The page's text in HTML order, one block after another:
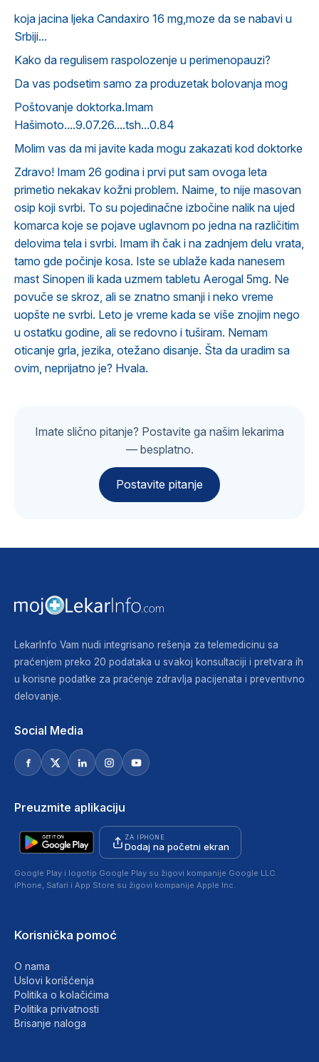
koja jacina ljeka Candaxiro 16 mg,moze da se nabavi u
Srbiji...
Kako da regulisem raspolozenje u perimenopauzi?
Da vas podsetim samo za produzetak bolovanja mog
Poštovanje doktorka.Imam
Hašimoto....9.07.26....tsh...0.84
Molim vas da mi javite kada mogu zakazati kod doktorke
Zdravo! Imam 26 godina i prvi put sam ovoga leta
primetio nekakav kožni problem. Naime, to nije masovan
osip koji svrbi. To su pojedinačne izbočine nalik na ujed
komarca koje se pojave uglavnom po jedna na različitim
delovima tela i svrbi. Imam ih čak i na zadnjem delu vrata,
tamo gde počinje kosa. Iste se ublaže kada nanesem
mast Sinopen ili kada uzmem tabletu Aerogal 5mg. Ne
povuče se skroz, ali se znatno smanji i neko vreme
uopšte ne svrbi. Leto je vreme kada se više znojim nego
u ostatku godine, ali se redovno i tuširam. Nemam
oticanje grla, jezika, otežano disanje. Šta da uradim sa
ovim, neprijatno je? Hvala.
Imate slično pitanje? Postavite ga našim lekarima
— besplatno.
Postavite pitanje
LekarInfo Vam nudi integrisano rešenja za telemedicinu sa
praćenjem preko 20 podataka u svakoj konsultaciji i pretvara ih
u korisne podatke za praćenje zdravlja pacijenata i preventivno
delovanje.
Social Media
Preuzmite aplikaciju
ZA IPHONE
Dodaj na početni ekran
Google Play i logotip Google Play su žigovi kompanije Google LLC.
iPhone, Safari i App Store su žigovi kompanije Apple Inc.
Korisnička pomoć
O nama
Uslovi korišćenja
Politika o kolačićima
Politika privatnosti
Brisanje naloga